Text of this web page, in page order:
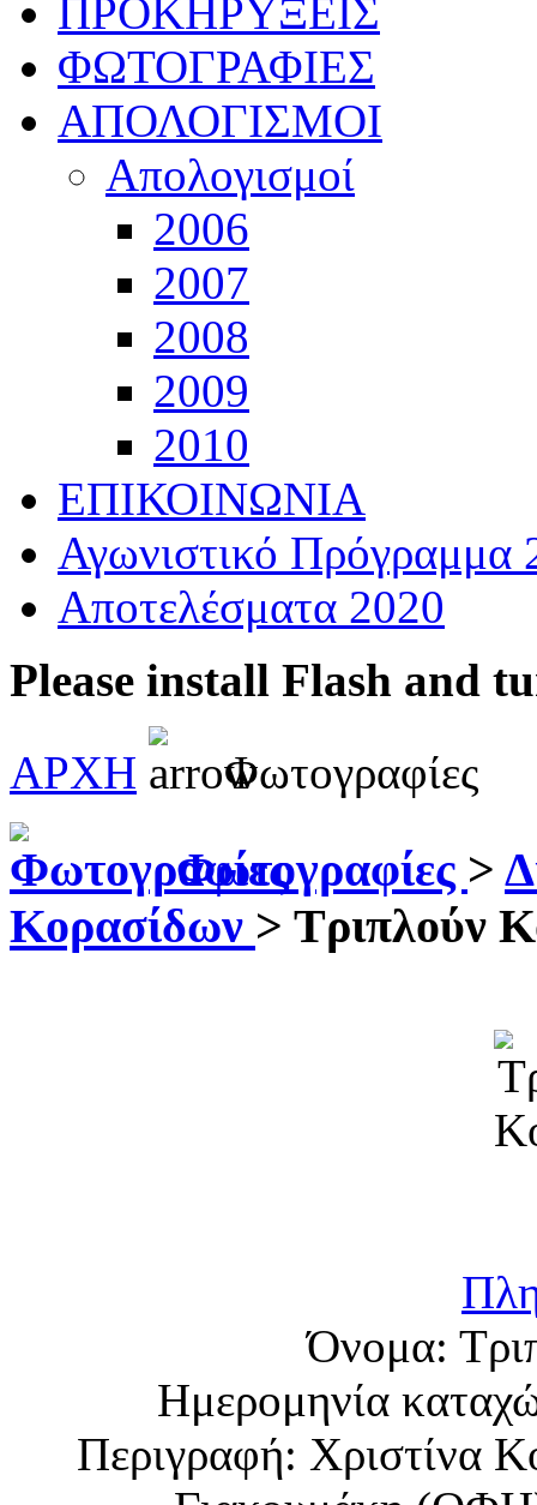
ΠΡΟΚΗΡΥΞΕΙΣ
ΦΩΤΟΓΡΑΦΙΕΣ
ΑΠΟΛΟΓΙΣΜΟΙ
Απολογισμοί
2006
2007
2008
2009
2010
ΕΠΙΚΟΙΝΩΝΙΑ
Αγωνιστικό Πρόγραμμα
Αποτελέσματα 2020
Please install Flash and
ΑΡΧΗ
Φωτογραφίες
Φωτογραφίες >
Κορασίδων > Τριπλούν
Όνομα:
Ημερομηνία
Περιγραφή: Χριστίνα